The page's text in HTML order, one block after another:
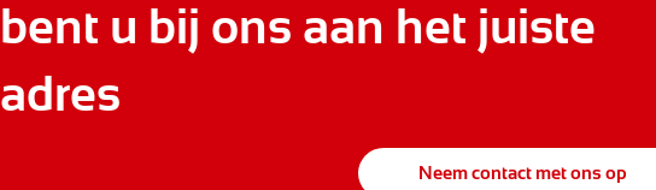
bent u bij ons aan het juiste
adres
Neem contact met ons op